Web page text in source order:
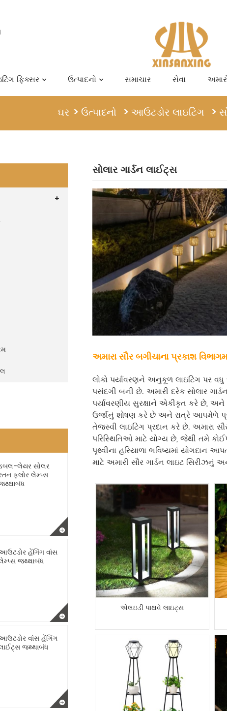
ફિક્સર ઉત્પાદનો સમાચાર સેવા
ઘર ઉત્પાદનો આઉટડોર લાઇટિંગ
લેયર સોલર
ફ્લોર લેમ્પ્સ
હેંગિંગ વાંસ
જથ્થાબંધ
વાંસ હેંગિંગ
જથ્થાબંધ
સોલાર ગાર્ડન લાઈટ્સ
અમારા સૌર બગીચાના પ્રકાશ
લોકો પર્યાવરણને અનુકૂળ લાઇટિંગ પર વધુ
પસંદગી બની છે. અમારી દરેક સોલાર
પર્યાવરણીય સુરક્ષાને એકીકૃત કરે છે, અને
ઉર્જાનું શોષણ કરે છે અને રાત્રે આપમેળે
તેજસ્વી લાઇટિંગ પ્રદાન કરે છે. અમારા
પરિસ્થિતિઓ માટે યોગ્ય છે, જેથી તમે
પૃથ્વીના હરિયાળા ભવિષ્યમાં યોગદાન
માટે અમારી સૌર ગાર્ડન લાઇટ સિરીઝનું
એલઇડી પાથવે લાઇટ્સ